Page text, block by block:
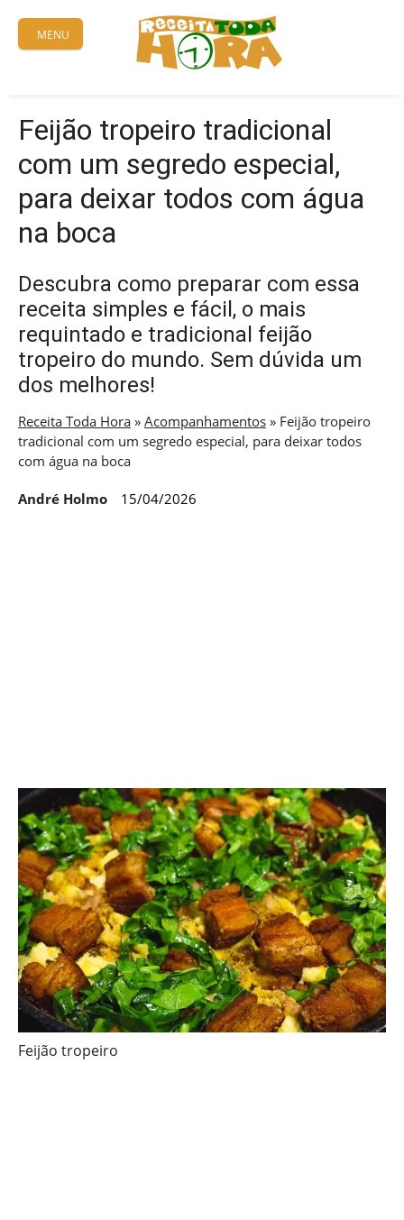
content
MENU
Feijão tropeiro tradicional
com um segredo especial,
para deixar todos com água
na boca
Descubra como preparar com essa
receita simples e fácil, o mais
requintado e tradicional feijão
tropeiro do mundo. Sem dúvida um
dos melhores!
Receita Toda Hora » Acompanhamentos » Feijão tropeiro
tradicional com um segredo especial, para deixar todos
com água na boca
André Holmo 15/04/2026
Feijão tropeiro